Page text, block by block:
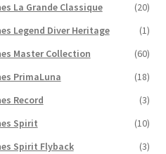
La Grande Classique
(20)
Legend Diver Heritage
(1)
Master Collection
(60)
PrimaLuna
(18)
Record
(3)
Spirit
(10)
Spirit Flyback
(3)